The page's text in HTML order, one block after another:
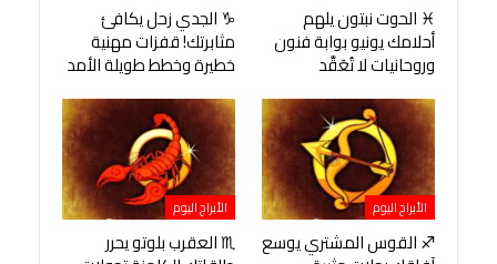
♓ الحوت نبتون يلهم
أحلامك يونيو بوابة فنون
وروحانيات لا تُعَقَّد
♑ الجدي زحل يكافئ
مثابرتك! قفزات مهنية
خطيرة وخطط طويلة الأمد
الأبراج اليوم
♐ القوس المشتري يوسع
الأبراج اليوم
♏ العقرب بلوتو يحرر